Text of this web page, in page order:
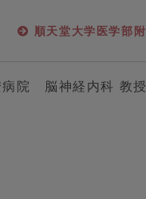
順天堂大学医学部
院 脳神経内科 教